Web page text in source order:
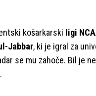
košarkarski ligi
Jabbar, ki je igral za
se mu zahoče. Bil je